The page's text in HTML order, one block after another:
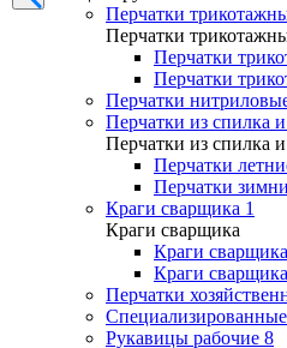
Перчатки
Перчатки
Перчатки
Перчатки
Перчатки
Перчатки из спилка
Перчатки из спилка
Перчатки
Перчатки
Краги сварщика 1
Краги сварщика
Краги
Краги
Перчатки
Рукавицы рабочие 8